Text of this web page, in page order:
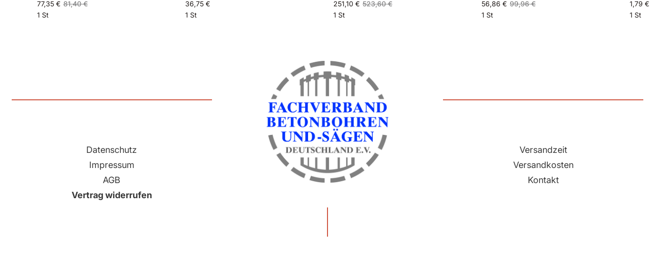
77,35 € 81,40 €
1 St
36,75 €
1 St
251,10 € 523,60 €
1 St
56,86 € 99,96 €
1 St
1,79 €
1 St
Datenschutz
Impressum
AGB
Vertrag widerrufen
Versandzeit
Versandkosten
Kontakt